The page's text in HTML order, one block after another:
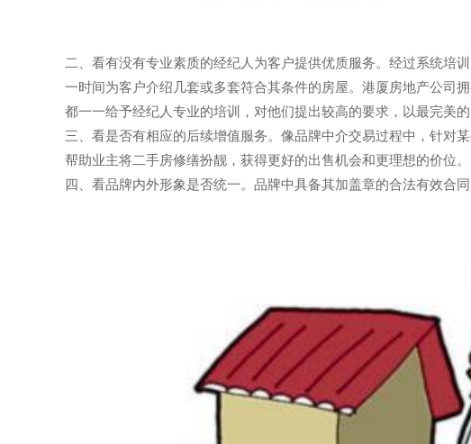
二、看有没有专业素质的经纪人为客户提供优质服务。经过系统培
一时间为客户介绍几套或多套符合其条件的房屋。港厦房地产公司
都一一给予经纪人专业的培训，对他们提出较高的要求，以最完美
三、看是否有相应的后续增值服务。像品牌中介交易过程中，针对
帮助业主将二手房修缮扮靓，获得更好的出售机会和更理想的价位。
四、看品牌内外形象是否统一。品牌中具备其加盖章的合法有效合